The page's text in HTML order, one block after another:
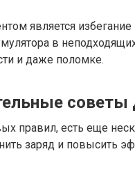
является избегание
в
и даже поломке.
советы
правил, есть еще
заряд и повысить